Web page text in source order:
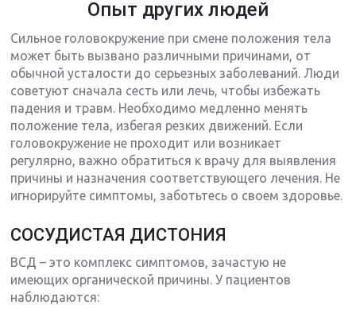
Опыт других людей
Сильное головокружение при смене положения тела
может быть вызвано различными причинами, от
обычной усталости до серьезных заболеваний. Люди
советуют сначала сесть или лечь, чтобы избежать
падения и травм. Необходимо медленно менять
положение тела, избегая резких движений. Если
головокружение не проходит или возникает
регулярно, важно обратиться к врачу для выявления
причины и назначения соответствующего лечения. Не
игнорируйте симптомы, заботьтесь о своем здоровье.
СОСУДИСТАЯ ДИСТОНИЯ
ВСД – это комплекс симптомов, зачастую не
имеющих органической причины. У пациентов
наблюдаются: